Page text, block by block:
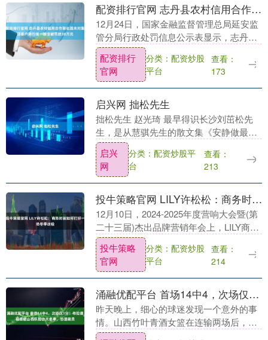
配资排行官网 志丹县农村信用合作联社因未对集团客户进行统一授信被罚款38万元
12月24日，国家金融监督管理总局延安监
管分局行政处罚信息公示表显示，志丹县
农村信用合作联社因未对集团客户进行统
一授信被罚款38万元；张某被警告。....
配资排行
官网
分类：配资炒股
平台
查看：
173
启兴网 拙松先生
拙松先生 赵光琦 最早得识长沙刘茁松先
生，是从慧骐先生的散文集《安静做最慢
的事就好》。其中一篇《致我欢笑微醺的
远方兄弟》，以书信体行文，为此书中仅
见；记叙了两人....
启兴
网
分类：配资炒股平
台
查看：
213
投牛策略官网 LILY许松松：商务时装如何打好一场冬季战役
12月10日，2024-2025年度营响大会暨(第
二十三届)杰出品牌营销年会上，LILY商务
时装市场营销总监许松松以实战视角，拆
解了品牌如何在有限资源下打好一场....
投牛策略
官网
分类：配资炒股
平台
查看：
214
涌融优配平台 首场14中4，次场仅1分！布拉德福德被山西队拉出大名单，恐遭裁员
昨天晚上，细心的球迷发现一个意外的事
情。山西竹叶青酒女篮在连输两场后，第
三场对出场12人大名单做了调整。从出场